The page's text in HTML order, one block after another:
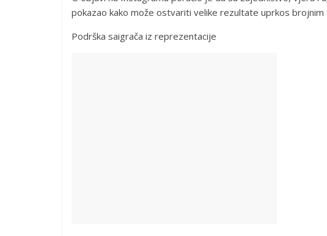
pokazao kako može ostvariti velike rezultate uprkos brojnim
Podrška saigrača iz reprezentacije